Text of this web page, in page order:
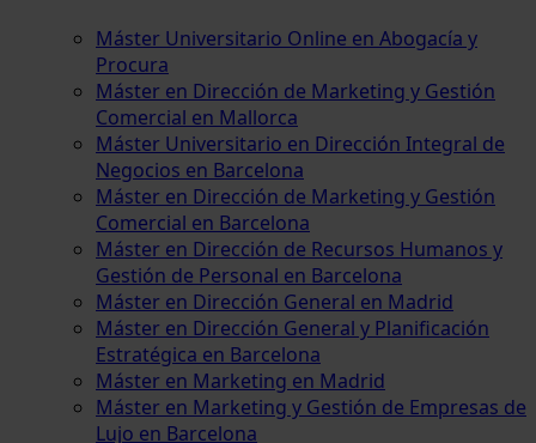
Máster Universitario Online en Abogacía y
Procura
Máster en Dirección de Marketing y Gestión
Comercial en Mallorca
Máster Universitario en Dirección Integral de
Negocios en Barcelona
Máster en Dirección de Marketing y Gestión
Comercial en Barcelona
Máster en Dirección de Recursos Humanos y
Gestión de Personal en Barcelona
Máster en Dirección General en Madrid
Máster en Dirección General y Planificación
Estratégica en Barcelona
Máster en Marketing en Madrid
Máster en Marketing y Gestión de Empresas de
Lujo en Barcelona